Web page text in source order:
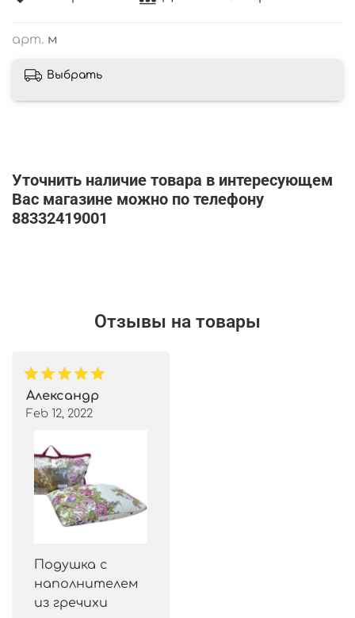
арт. м
Выбрать
Уточнить наличие товара в интересующем
Вас магазине можно по телефону
88332419001
Отзывы на товары
Александр
Feb 12, 2022
Подушка с
наполнителем
из гречихи